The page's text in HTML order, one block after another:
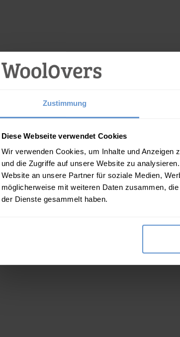
Zustimmung
Diese Webseite verwendet Cookies
Wir verwenden Cookies, um Inhalte und Anzeigen
und die Zugriffe auf unsere Website zu
Website an unsere Partner für soziale Medien,
möglicherweise mit weiteren Daten zusammen,
der Dienste gesammelt haben.